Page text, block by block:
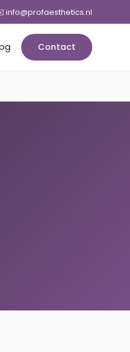
info@profaesthetics.nl
Contact